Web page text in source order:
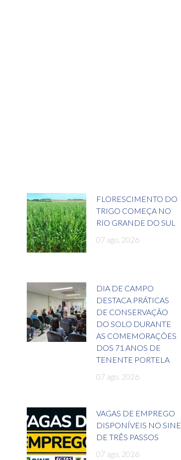
FLORESCIMENTO DO
TRIGO COMEÇA NO
RIO GRANDE DO SUL
07 ago, 2026
DIA DE CAMPO
DESTACA PRÁTICAS
DE CONSERVAÇÃO
DO SOLO DURANTE
AS COMEMORAÇÕES
DOS 71 ANOS DE
TENENTE PORTELA
07 ago, 2026
VAGAS DE EMPREGO
DISPONÍVEIS NO SINE
DE TRÊS PASSOS
07 ago, 2026